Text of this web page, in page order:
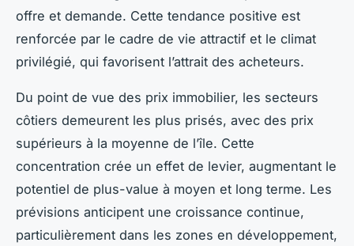
offre et demande. Cette tendance positive est
renforcée par le cadre de vie attractif et le climat
privilégié, qui favorisent l’attrait des acheteurs.
Du point de vue des prix immobilier, les secteurs
côtiers demeurent les plus prisés, avec des prix
supérieurs à la moyenne de l’île. Cette
concentration crée un effet de levier, augmentant le
potentiel de plus-value à moyen et long terme. Les
prévisions anticipent une croissance continue,
particulièrement dans les zones en développement,